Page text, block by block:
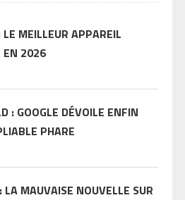
MEILLEUR APPAREIL
EN 2026
: GOOGLE DÉVOILE ENFIN
PHARE
MAUVAISE NOUVELLE SUR